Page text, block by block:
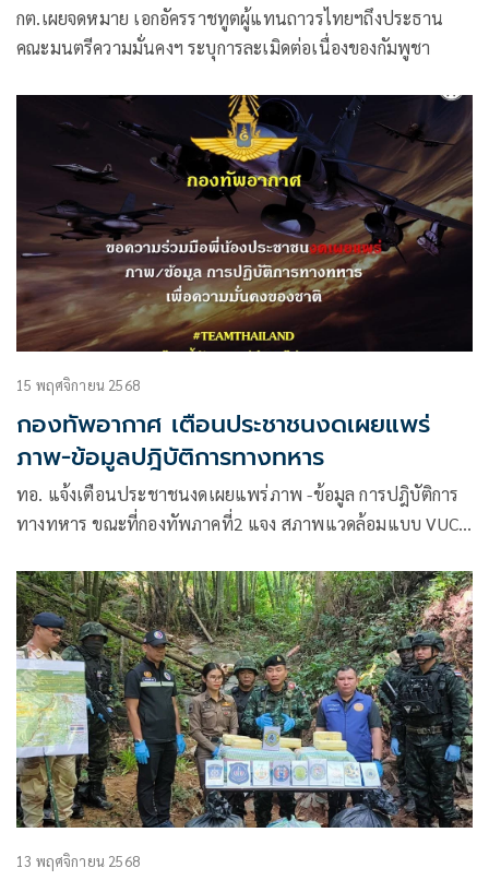
กต.เผยจดหมาย เอกอัครราชทูตผู้แทนถาวรไทยฯถึงประธาน
คณะมนตรีความมั่นคงฯ ระบุการละเมิดต่อเนื่องของกัมพูชา
15 พฤศจิกายน 2568
กองทัพอากาศ เตือนประชาชนงดเผยแพร่
ภาพ-ข้อมูลปฎิบัติการทางทหาร
ทอ. แจ้งเตือนประชาชนงดเผยแพร่ภาพ -ข้อมูล การปฎิบัติการ
ทางทหาร ขณะที่กองทัพภาคที่2 แจง สภาพแวดล้อมแบบ VUCA
สถานการณ์อยู่
13 พฤศจิกายน 2568